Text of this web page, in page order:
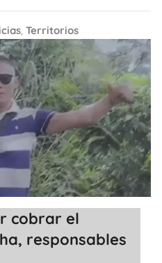
, Territorios
cobrar el
responsables